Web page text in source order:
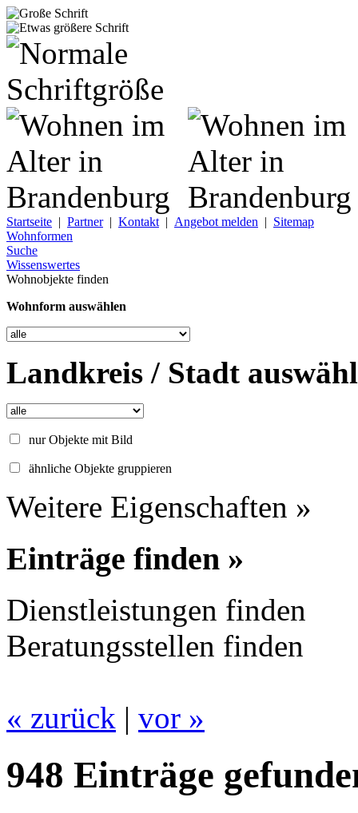
Startseite | Partner| Kontakt | Angebot melden | Sitemap
Wohnformen
Suche
Wissenswertes
Wohnobjekte finden
Wohnform auswählen
Landkreis / Stadt
nur Objekte mit Bild
ähnliche Objekte gruppieren
Weitere Eigenschaften »
Einträge finden »
Dienstleistungen finden
Beratungsstellen finden
« zurück | vor »
948 Einträge